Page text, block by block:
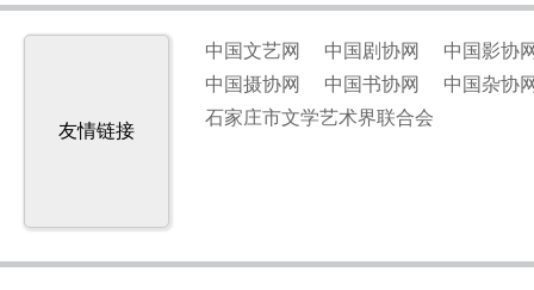
友情链接
中国文艺网 中国剧协网
中国影协
中国摄协网
中国书协网
中国杂协
石家庄市文学艺术界联合会